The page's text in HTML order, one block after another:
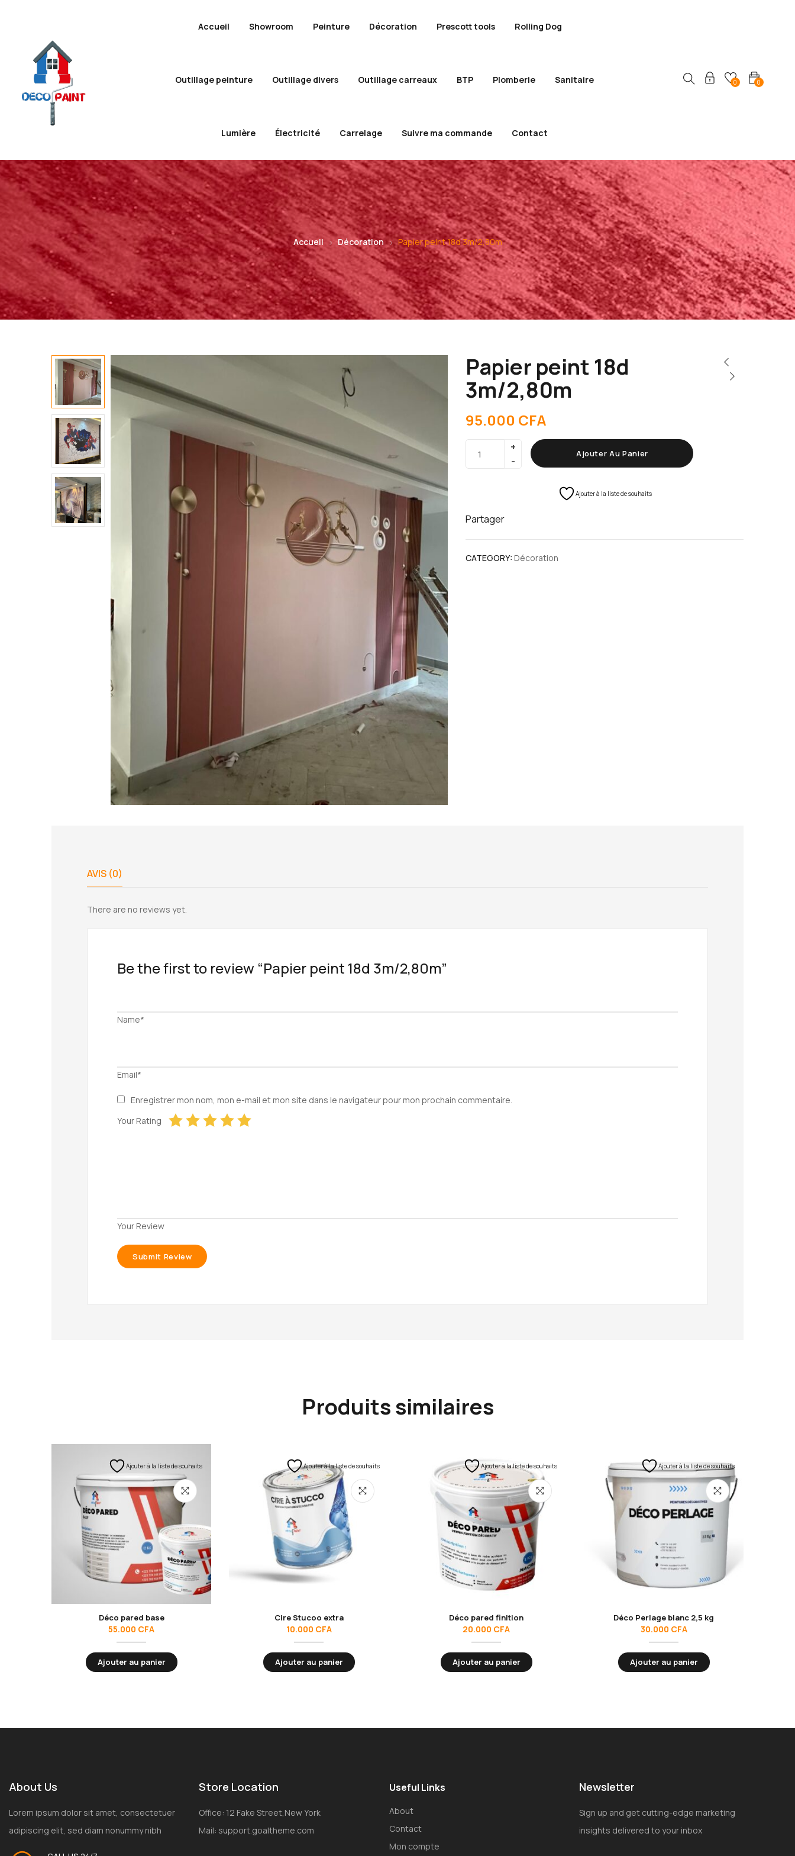
Accueil Showroom Peinture Décoration Prescott tools Rolling Dog
Outillage peinture Outillage divers Outillage carreaux BTP Plomberie Sanitaire
Lumière Électricité Carrelage Suivre ma commande Contact
0
0
Accueil Décoration Papier peint 18d 3m/2,80m
Papier peint 18d
3m/2,80m
95.000 CFA
Ajouter Au Panier
Ajouter à la liste de souhaits
Partager
CATEGORY: Décoration
AVIS (0)
There are no reviews yet.
Be the first to review “Papier peint 18d 3m/2,80m”
Name*
Email*
Enregistrer mon nom, mon e-mail et mon site dans le navigateur pour mon prochain commentaire.
Your Rating
Your Review
Produits similaires
Ajouter à la liste de souhaits
Déco pared base
55.000 CFA
Ajouter au panier
Ajouter à la liste de souhaits
Cire Stucoo extra
10.000 CFA
Ajouter au panier
Ajouter à la liste de souhaits
Déco pared finition
20.000 CFA
Ajouter au panier
Ajouter à la liste de souhaits
Déco Perlage blanc 2,5 kg
30.000 CFA
Ajouter au panier
About Us
Lorem ipsum dolor sit amet, consectetuer
adipiscing elit, sed diam nonummy nibh
Store Location
Office: 12 Fake Street,New York
Mail: support.goaltheme.com
Useful Links
About
Contact
Mon compte
Newsletter
Sign up and get cutting-edge marketing
insights delivered to your inbox